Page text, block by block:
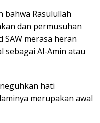
bahwa Rasulullah
dan permusuhan
SAW merasa heran
sebagai Al-Amin atau
hati
merupakan awal